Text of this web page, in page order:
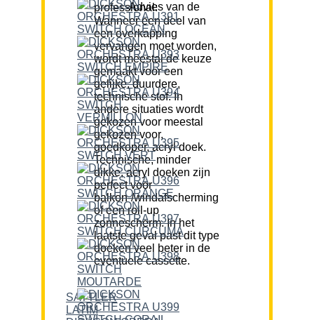
Advies van de professional:
Wanneer een deel van
een overkapping
vervangen moet worden,
wordt meestal de keuze
gemaakt voor een
gelijke, duurdere,
technische stof. In
andere situaties wordt
gekozen voor meestal
gekozen voor,
goedkoper, acryl doek.
Technische, minder
dikke, acryl doeken zijn
perfect voor
balkon-/windafscherming
of een roll-up
zonnescherm. In het
laatste geval past dit type
doeken veel beter in de
eventuele cassette.
SATTLER
LATIM